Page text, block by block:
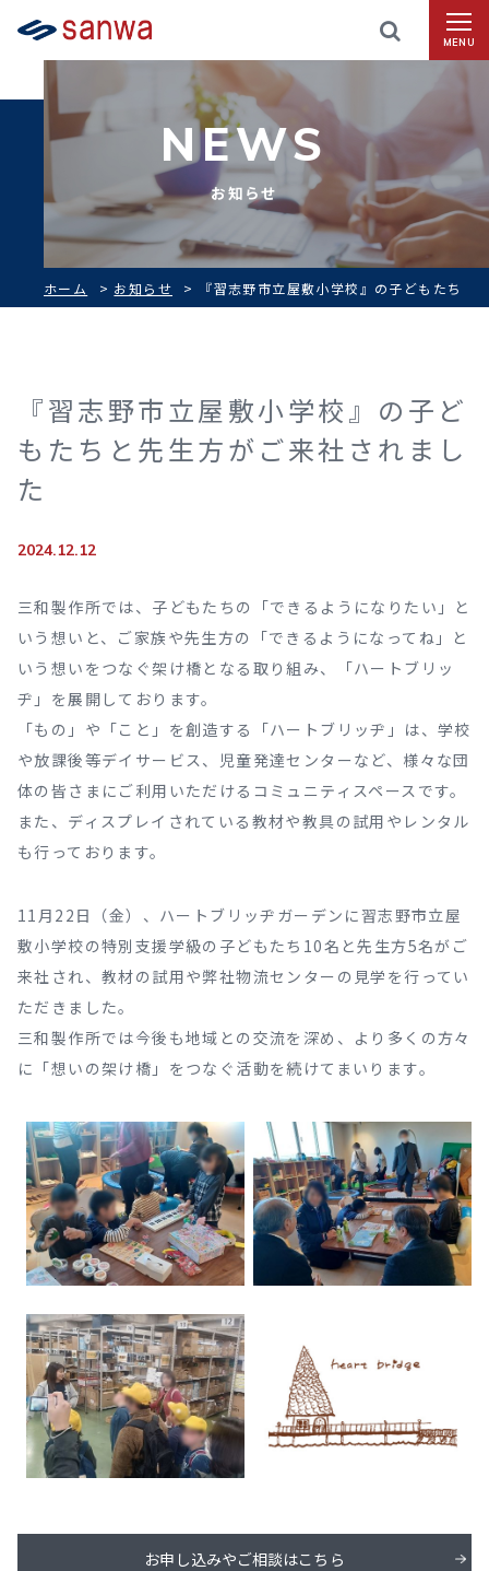
MENU
NEWS
お知らせ
ホーム > お知らせ >
『習志野市立屋敷小学校』の子どもたち
『習志野市立屋敷小学校』の子ど
もたちと先生方がご来社されまし
た
2024.12.12
三和製作所では、子どもたちの「できるようになりたい」と
いう想いと、ご家族や先生方の「できるようになってね」と
いう想いをつなぐ架け橋となる取り組み、「ハートブリッ
ヂ」を展開しております。
「もの」や「こと」を創造する「ハートブリッヂ」は、学校
や放課後等デイサービス、児童発達センターなど、様々な団
体の皆さまにご利用いただけるコミュニティスペースです。
また、ディスプレイされている教材や教具の試用やレンタル
も行っております。
11月22日（金）、ハートブリッヂガーデンに習志野市立屋
敷小学校の特別支援学級の子どもたち10名と先生方5名がご
来社され、教材の試用や弊社物流センターの見学を行ってい
ただきました。
三和製作所では今後も地域との交流を深め、より多くの方々
に「想いの架け橋」をつなぐ活動を続けてまいります。
お申し込みやご相談はこちら